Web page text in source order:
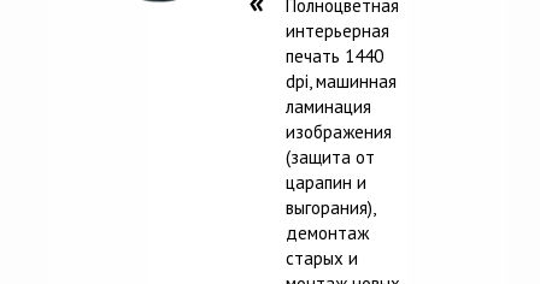
Полноцветная
интерьерная
печать 1440
dpi, машинная
ламинация
изображения
(защита от
царапин и
выгорания),
демонтаж
старых и